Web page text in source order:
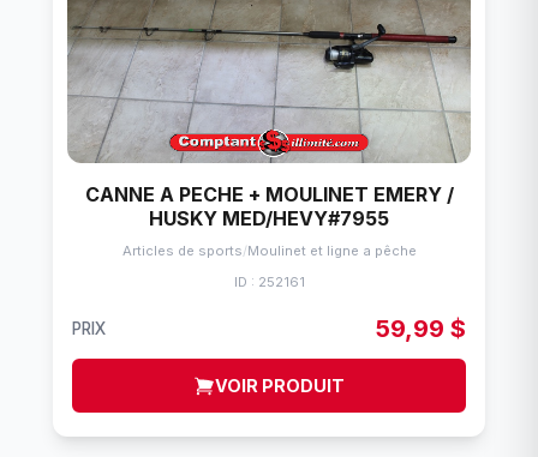
CANNE A PECHE + MOULINET EMERY /
HUSKY MED/HEVY#7955
Articles de sports/Moulinet et ligne a pêche
ID : 252161
PRIX 59,99 $
VOIR PRODUIT